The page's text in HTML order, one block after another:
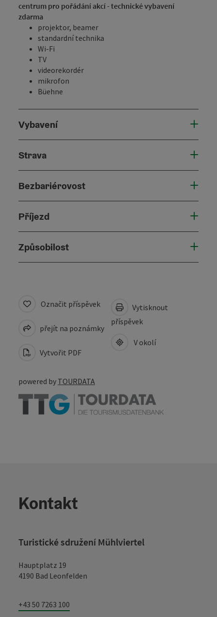
centrum pro pořádání akcí - technické vybavení
zdarma
projektor, beamer
standardní technika
Wi-Fi
TV
videorekordér
mikrofon
Büehne
Vybavení
Strava
Bezbariérovost
Příjezd
Způsobilost
Označit příspěvek
přejít na poznámky
Vytvořit PDF
Vytisknout
příspěvek
V okolí
powered by TOURDATA
Kontakt
Turistické sdružení Mühlviertel
Hauptplatz 19
4190 Bad Leonfelden
+43 50 7263 100